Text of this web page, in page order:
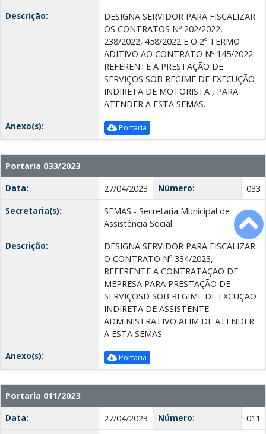
Descrição:
DESIGNA SERVIDOR PARA FISCALIZAR
OS CONTRATOS Nº 202/2022,
238/2022, 458/2022 E O 2º TERMO
ADITIVO AO CONTRATO Nº 145/2022
REFERENTE A PRESTAÇÃO DE
SERVIÇOS SOB REGIME DE EXECUÇÃO
INDIRETA DE MOTORISTA , PARA
ATENDER A ESTA SEMAS.
Anexo(s):
Portaria
Portaria 033/2023
Data:
27/04/2023 Número:
033
Secretaria(s):
SEMAS - Secretaria Municipal de
Assistência Social
Descrição:
DESIGNA SERVIDOR PARA FISCALIZAR
O CONTRATO Nº 334/2023,
REFERENTE A CONTRATAÇÃO DE
MEPRESA PARA PRESTAÇÃO DE
SERVIÇOSD SOB REGIME DE EXCUÇÃO
INDIRETA DE ASSISTENTE
ADMINISTRATIVO AFIM DE ATENDER
A ESTA SEMAS.
Anexo(s):
Portaria
Portaria 011/2023
Data:
27/04/2023 Número:
011